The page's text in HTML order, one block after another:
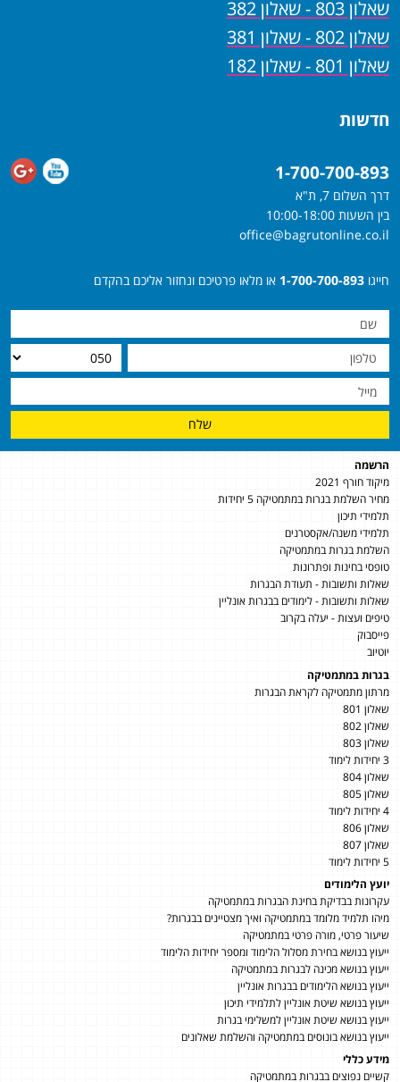
שאלון 803 - שאלון 382
שאלון 802 - שאלון 381
שאלון 801 - שאלון 182
חדשות
1-700-700-893
דרך השלום 7, ת"א
בין השעות 10:00-18:00
office@bagrutonline.co.il
חייגו 1-700-700-893 או מלאו פרטיכם ונחזור אליכם בהקדם
שלח
הרשמה
מיקוד חורף 2021
מחיר השלמת בגרות במתמטיקה 5 יחידות
תלמידי תיכון
תלמידי משנה/אקסטרנים
השלמת בגרות במתמטיקה
טופסי בחינות ופתרונות
שאלות ותשובות - תעודת הבגרות
שאלות ותשובות - לימודים בבגרות אונליין
טיפים ועצות - יעלה בקרוב
פייסבוק
יוטיוב
בגרות במתמטיקה
מרתון מתמטיקה לקראת הבגרות
שאלון 801
שאלון 802
שאלון 803
3 יחידות לימוד
שאלון 804
שאלון 805
4 יחידות לימוד
שאלון 806
שאלון 807
5 יחידות לימוד
יועץ הלימודים
עקרונות בבדיקת בחינת הבגרות במתמטיקה
מיהו תלמיד מלומד במתמטיקה ואיך מצטיינים בבגרות?
שיעור פרטי, מורה פרטי במתמטיקה
ייעוץ בנושא בחירת מסלול הלימוד ומספר יחידות הלימוד
ייעוץ בנושא מכינה לבגרות במתמטיקה
ייעוץ בנושא הלימודים בבגרות אונליין
ייעוץ בנושא שיטת אונליין לתלמידי תיכון
ייעוץ בנושא שיטת אונליין למשלימי בגרות
ייעוץ בנושא בונוסים במתמטיקה והשלמת שאלונים
מידע כללי
קשיים נפוצים בבגרות במתמטיקה